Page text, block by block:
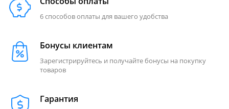
6 способов оплаты для вашего удобства
Бонусы клиентам
Зарегистрируйтесь и получайте бонусы на покупку
товаров
Гарантия